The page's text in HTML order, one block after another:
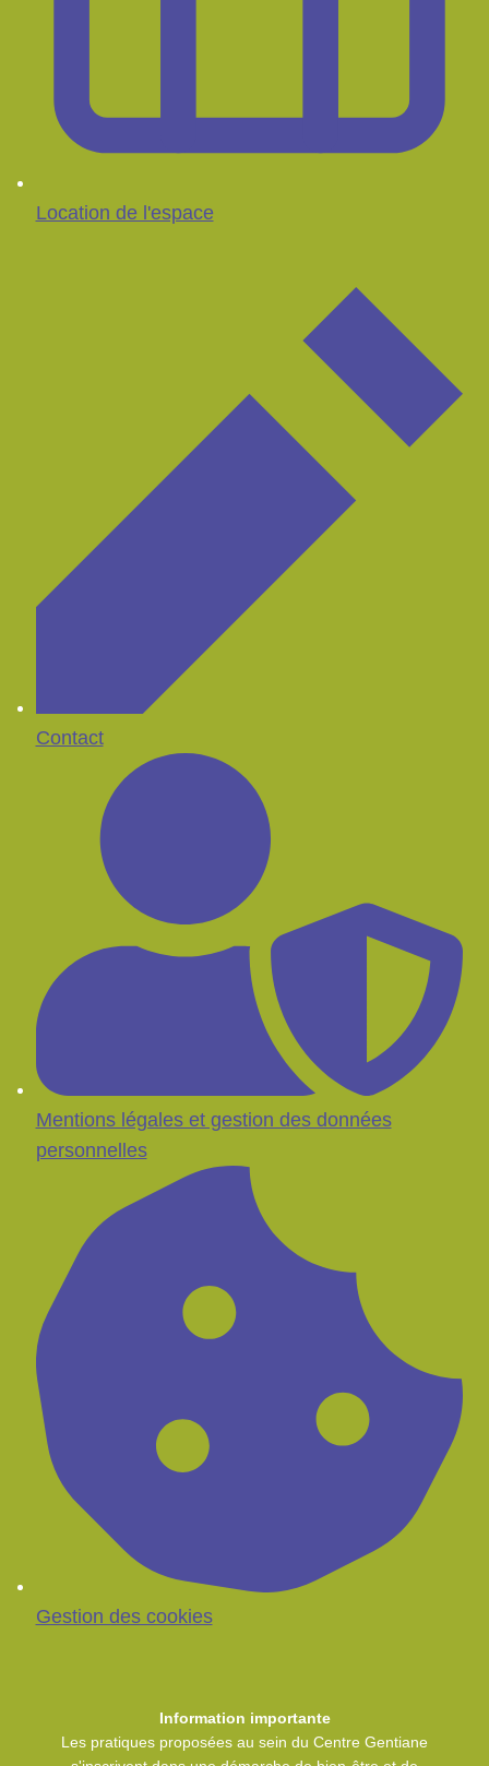
Location de l'espace
Contact
Mentions légales et gestion des données
personnelles
Gestion des cookies
Information importante
Les pratiques proposées au sein du Centre Gentiane